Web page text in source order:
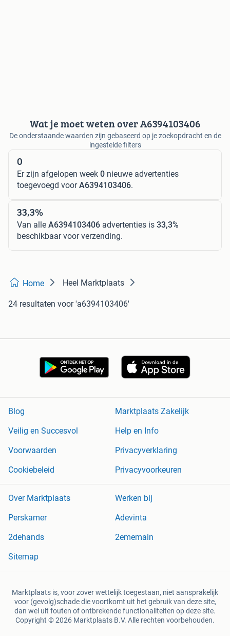
Wat je moet weten over A6394103406
De onderstaande waarden zijn gebaseerd op je zoekopdracht en de
ingestelde filters
0
Er zijn afgelopen week 0 nieuwe advertenties
toegevoegd voorA6394103406.
33,3%
Van alle A6394103406 advertenties is 33,3%
beschikbaar voor verzending.
Home Heel Marktplaats
24 resultaten voor 'a6394103406'
Blog
Marktplaats Zakelijk
Veilig en Succesvol
Help en Info
Voorwaarden
Privacyverklaring
Cookiebeleid
Privacyvoorkeuren
Over Marktplaats
Werken bij
Perskamer
Adevinta
2dehands
2ememain
Sitemap
Marktplaats is, voor zover wettelijk toegestaan, niet aansprakelijk
voor (gevolg)schade die voortkomt uit het gebruik van deze site,
dan wel uit fouten of ontbrekende functionaliteiten op deze site.
Copyright © 2026 Marktplaats B.V. Alle rechten voorbehouden.